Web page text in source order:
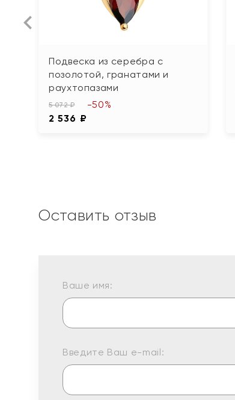
Подвеска из серебра с
позолотой, гранатами и
раухтопазами
5 072 ₽
2 536 ₽
-50%
Оставить отзыв
Ваше имя:
Введите Ваш e-mail: